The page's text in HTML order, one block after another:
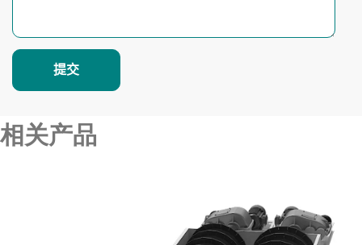
相关产品